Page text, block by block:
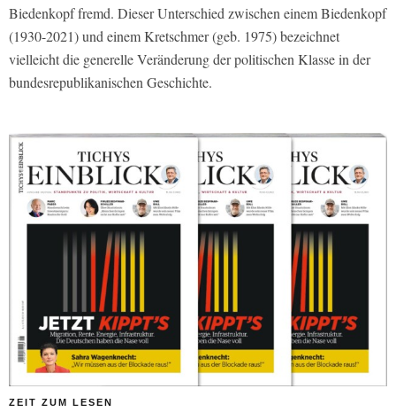
Biedenkopf fremd. Dieser Unterschied zwischen einem Biedenkopf
(1930-2021) und einem Kretschmer (geb. 1975) bezeichnet
vielleicht die generelle Veränderung der politischen Klasse in der
bundesrepublikanischen Geschichte.
ZEIT ZUM LESEN